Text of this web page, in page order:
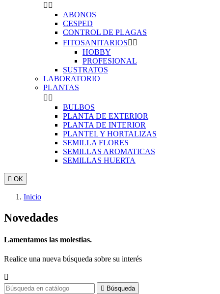
 
ABONOS
CESPED
CONTROL DE PLAGAS
FITOSANITARIOS 
HOBBY
PROFESIONAL
SUSTRATOS
LABORATORIO
PLANTAS
 
BULBOS
PLANTA DE EXTERIOR
PLANTA DE INTERIOR
PLANTEL Y HORTALIZAS
SEMILLA FLORES
SEMILLAS AROMATICAS
SEMILLAS HUERTA
 OK
Inicio
Novedades
Lamentamos las molestias.
Realice una nueva búsqueda sobre su interés

 Búsqueda